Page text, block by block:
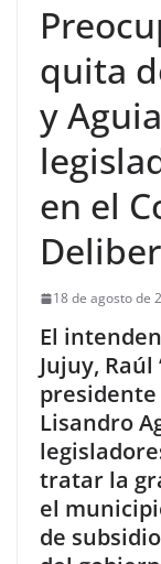
quita
y
en el
18 de agosto de
El
Jujuy, Raúl
Lisandro
tratar la
el
de